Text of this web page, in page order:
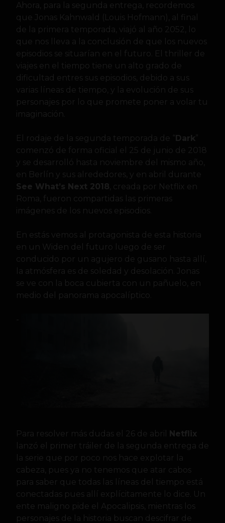
Ahora, para la segunda entrega, recordemos
que Jonas Kahnwald (Louis Hofmann), al final
de la primera temporada, viajó al año 2052, lo
que nos lleva a la conclusión de que los nuevos
episodios se situarían en el futuro. El thriller de
viajes en el tiempo tiene un alto grado de
dificultad entres sus episodios, debido a sus
varias líneas de tiempo, y la evolución de sus
personajes por lo que promete poner a volar tu
imaginación.
El rodaje de la segunda temporada de “Dark ”
comenzó de forma oficial el 25 de junio de 2018
y se desarrolló hasta noviembre del mismo año,
en Berlín y sus alrededores, y en abril durante
See What’s Next 2018 , creada por Netflix en
Roma, fueron compartidas las primeras
imágenes de los nuevos episodios.
En estás vemos al protagonista de esta historia
en un Widen del futuro luego de ser
conducido por un agujero de gusano hasta allí,
la atmósfera es de soledad y desolación. Jonas
se ve con la boca cubierta con un pañuelo, en
medio del panorama apocalíptico.
Para resolver más dudas el 26 de abril
Netflix
lanzó el primer tráiler de la segunda entrega de
la serie que por poco nos hace explotar la
cabeza, pues ya no tenemos que atar cabos
para saber que todas las líneas del tiempo está
conectadas pues allí explícitamente lo dice. Un
ente maligno pide el Apocalipsis, mientras los
personajes de la historia buscan descifrar de